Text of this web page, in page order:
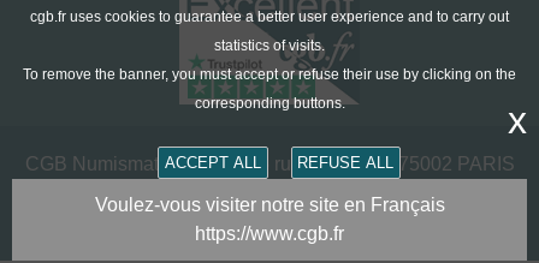
CGB Numismatics Paris - 36 rue Vivienne - 75002 PARIS
FRANCE -contact@cgb.fr
Copyright @1997-2025 - All Rights Reserved
cgb.fr uses cookies to guarantee a better user experience and to carry out
statistics of visits.
To remove the banner, you must accept or refuse their use by clicking on the
corresponding buttons.
ACCEPT ALL REFUSE ALL
x
Voulez-vous visiter notre site en Français
https://www.cgb.fr